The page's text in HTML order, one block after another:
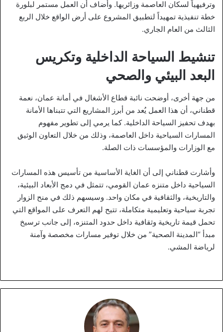
وترفيهياً لسكان العاصمة وزائريها. وأضاف أن العمل مستمر لبلورة
خطة تنفيذية تمهيداً لتطبيق المشروع على أرض الواقع خلال الربع
الثالث من العام الجاري.
تنشيط السياحة الداخلية وتكريس
البعد البيئي والصحي
من جهة أخرى، أوضحت نائبة قطاع الأشغال في أمانة عمان، نعمة
قطناني، أن هذا العمل يُعد من أبرز المشاريع التي تتبناها الأمانة
بهدف تحفيز السياحة الداخلية. كما يرمي إلى تطوير مفهوم
المسارات السياحية داخل العاصمة، وذلك من خلال التعاون الوثيق
مع الوزارات والمؤسسات ذات الصلة.
وأشارت قطناني إلى أن الغاية الأساسية من تأسيس هذه المسارات
السياحية داخل متنزه عمان القومي، تتمثل في دمج الأبعاد البيئية،
والتاريخية، والثقافية في مكان واحد. وسيسهم ذلك في منح الزوار
تجربة سياحية وتعليمية متكاملة، تتيح لهم التعرف على المواقع التي
تحمل قيمة تاريخية وثقافية داخل حدود المتنزه، إلى جانب ترسيخ
مبدأ “المدينة الصحية” من خلال توفير مسارات مخصصة وآمنة
لرياضة المشي.